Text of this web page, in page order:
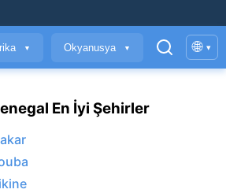
▼ Okyanusya ▼ 🌐 ▾
En İyi Şehirler